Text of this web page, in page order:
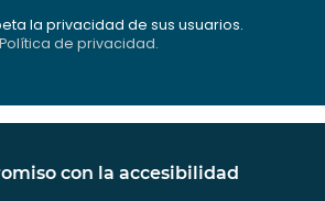
la privacidad de sus usuarios.
Política de privacidad.
con la accesibilidad